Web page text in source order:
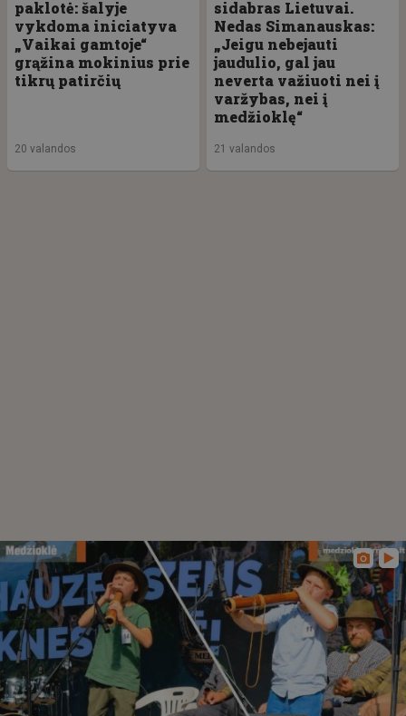
paklotė: šalyje
vykdoma iniciatyva
„Vaikai gamtoje“
grąžina mokinius prie
tikrų patirčių
20 valandos
sidabras Lietuvai.
Nedas Simanauskas:
„Jeigu nebejauti
jaudulio, gal jau
neverta važiuoti nei į
varžybas, nei į
medžioklę“
21 valandos